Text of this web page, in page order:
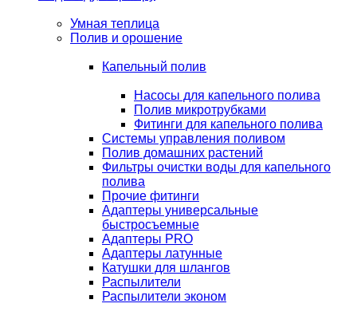
Умная теплица
Полив и орошение
Капельный полив
Насосы для капельного полива
Полив микротрубками
Фитинги для капельного полива
Системы управления поливом
Полив домашних растений
Фильтры очистки воды для капельного
полива
Прочие фитинги
Адаптеры универсальные
быстросъемные
Адаптеры PRO
Адаптеры латунные
Катушки для шлангов
Распылители
Распылители эконом